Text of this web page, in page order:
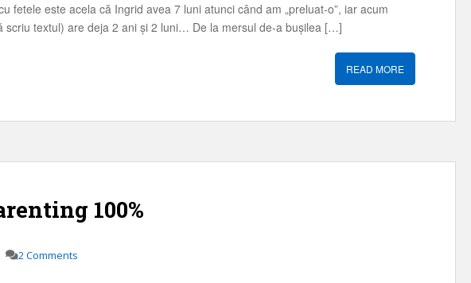
fetele este acela că Ingrid avea 7 luni atunci când am „preluat-o”, iar acum
scriu textul) are deja 2 ani și 2 luni… De la mersul de-a bușilea […]
READ MORE
100%
2 Comments